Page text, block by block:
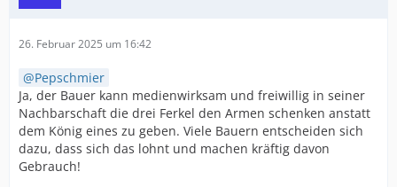
26. Februar 2025 um 16:42
Pepschmier
Ja, der Bauer kann medienwirksam und freiwillig in seiner
Nachbarschaft die drei Ferkel den Armen schenken anstatt
dem König eines zu geben. Viele Bauern entscheiden sich
dazu, dass sich das lohnt und machen kräftig davon
Gebrauch!